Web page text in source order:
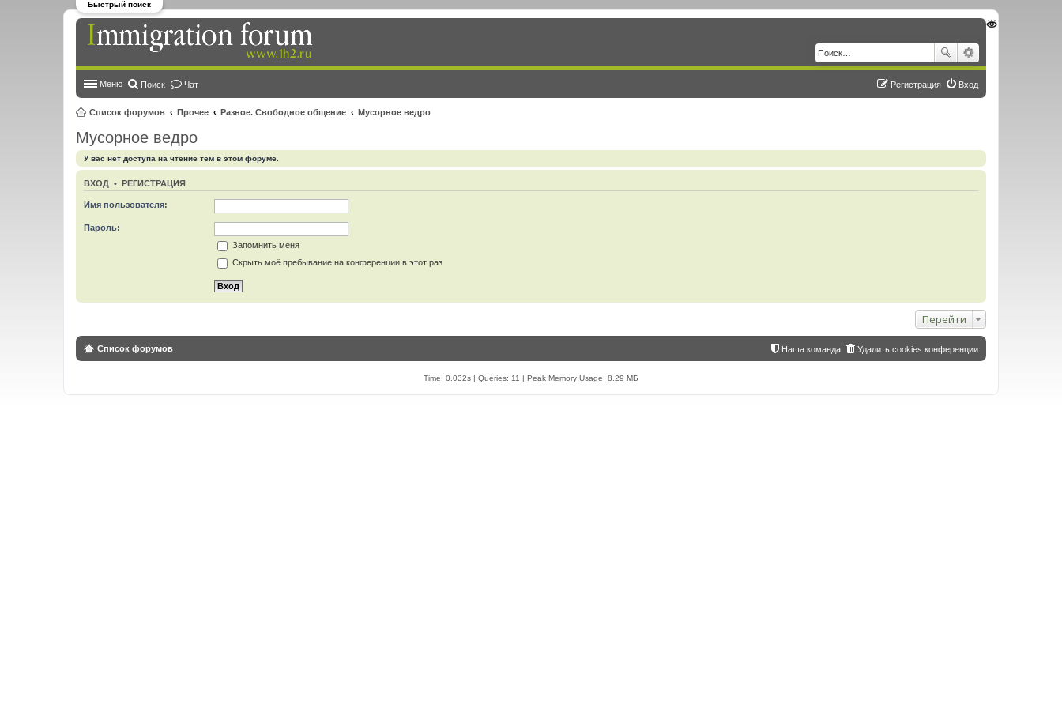
Меню Поиск Чат Вход
Регистрация
Список форумов Прочее Разное. Свободное общение Мусорное ведро
Быстрый поиск
Мусорное ведро
У вас нет доступа на чтение тем в этом форуме.
ВХОД • РЕГИСТРАЦИЯ
Имя пользователя:
Пароль:
Запомнить меня
Скрыть моё пребывание на конференции в этот раз
Перейти
Список форумов Удалить cookies конференции
Наша команда
Time: 0.032s | Queries: 11 | Peak Memory Usage: 8.29 МБ